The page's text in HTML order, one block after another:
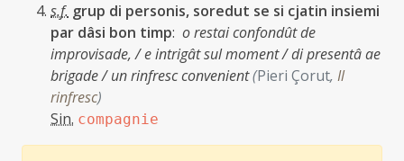
s.f. grup di personis, soredut se si cjatin insiemi
par dâsi bon timp: o restai confondût de
improvisade, / e intrigât sul moment / di presentâ ae
brigade / un rinfresc convenient(Pieri Çorut, Il
rinfresc)
Sin. compagnie